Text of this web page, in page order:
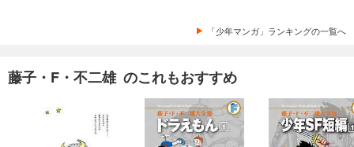
「少年マンガ」ランキングの一覧へ
藤子・F・不二雄 のこれもおすすめ